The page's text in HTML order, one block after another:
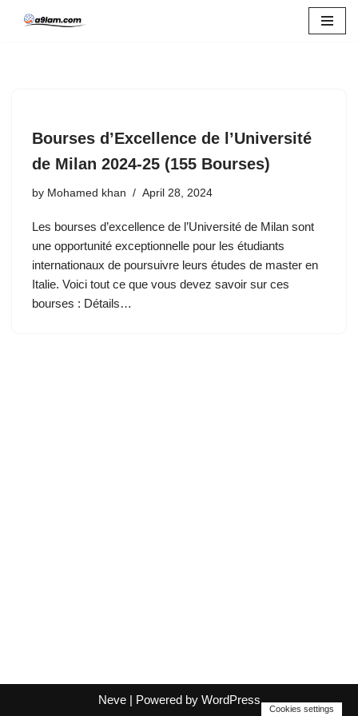
Bourses d’Excellence de l’Université
de Milan 2024-25 (155 Bourses)
by Mohamed khan April 28, 2024
Les bourses d’excellence de l’Université de Milan sont
une opportunité exceptionnelle pour les étudiants
internationaux de poursuivre leurs études de master en
Italie. Voici tout ce que vous devez savoir sur ces
bourses : Détails…
Neve| Powered by WordPress
Cookies settings